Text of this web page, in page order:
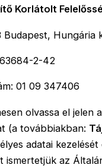
Korlátolt
Budapest, Hungária
2-42
01 09 347406
olvassa el jelen
(a továbbiakban:
adatai kezelését
ismertetjük az